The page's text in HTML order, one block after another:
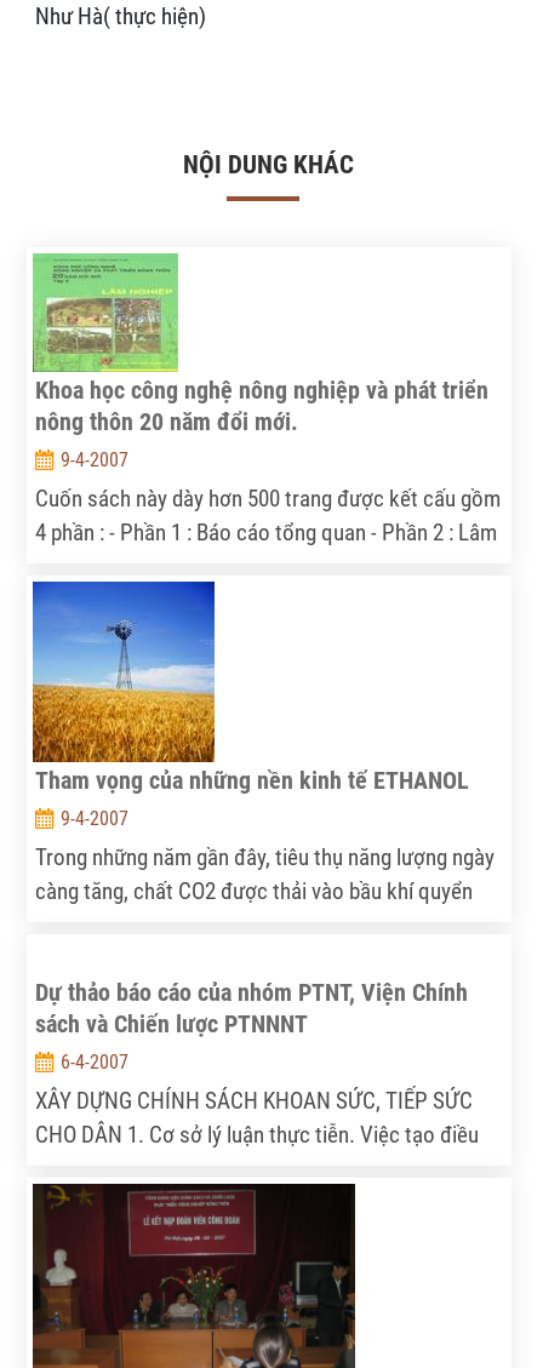
Như Hà( thực hiện)
NỘI DUNG KHÁC
Khoa học công nghệ nông nghiệp và phát triển
nông thôn 20 năm đổi mới.
9-4-2007
Cuốn sách này dày hơn 500 trang được kết cấu gồm
4 phần : - Phần 1 : Báo cáo tổng quan - Phần 2 : Lâm
chính sách và lâm nghiệp
Tham vọng của những nền kinh tế ETHANOL
9-4-2007
Trong những năm gần đây, tiêu thụ năng lượng ngày
càng tăng, chất CO2 được thải vào bầu khí quyển
năng lượng tái tạo.
Dự thảo báo cáo của nhóm PTNT, Viện Chính
sách và Chiến lược PTNNNT
6-4-2007
XÂY DỰNG CHÍNH SÁCH KHOAN SỨC, TIẾP SỨC
CHO DÂN 1. Cơ sở lý luận thực tiễn. Việc tạo điều
nhiều tác dụng quan trọng: a) Đứng trên quan điểm
ổn định chính trị, trước khi qua đời năm 1300, Trần
Quốc Tuấn trăng trối: "Thời bình phải khoan thư sức
dân để làm kế sâu gốc bền rễ, đó là thượng sách giữ
nước". Chính việc khai thác, sử dụng sức dân bừa